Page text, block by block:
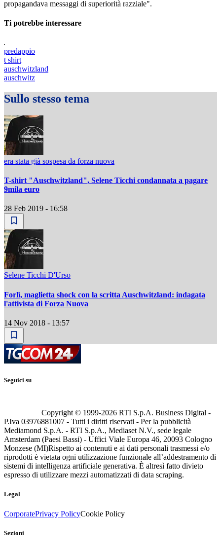
propagandava messaggi di superiorità razziale".
Ti potrebbe interessare
predappio
t shirt
auschwitzland
auschwitz
Sullo stesso tema
era stata già sospesa da forza nuova
T-shirt "Auschwitzland", Selene Ticchi condannata a pagare
9mila euro
28 Feb 2019 - 16:58
Selene Ticchi D'Urso
Forlì, maglietta shock con la scritta Auschwitzland: indagata
l'attivista di Forza Nuova
14 Nov 2018 - 13:57
Seguici su
Copyright © 1999-2026 RTI S.p.A. Business Digital -
P.Iva 03976881007 - Tutti i diritti riservati - Per la pubblicità
Mediamond S.p.A. - RTI S.p.A., Mediaset N.V., sede legale
Amsterdam (Paesi Bassi) - Uffici Viale Europa 46, 20093 Cologno
Monzese (MI)Rispetto ai contenuti e ai dati personali trasmessi e/o
riprodotti è vietata ogni utilizzazione funzionale all’addestramento di
sistemi di intelligenza artificiale generativa. È altresì fatto divieto
espresso di utilizzare mezzi automatizzati di data scraping.
Legal
CorporatePrivacy PolicyCookie Policy
Sezioni